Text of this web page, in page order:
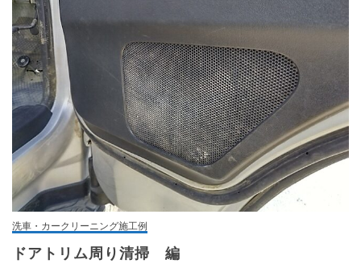
洗車・カークリーニング施工例
ドアトリム周り清掃 編